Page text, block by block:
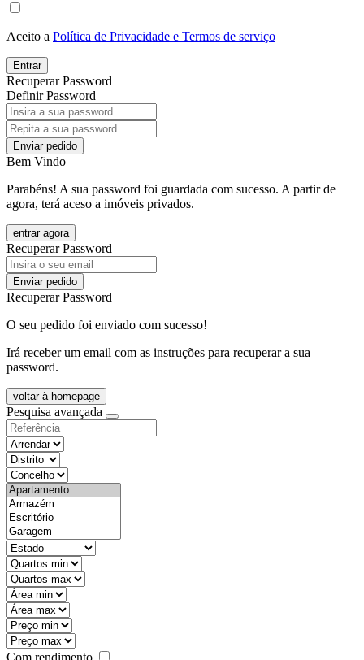
Aceito a Política de Privacidade e Termos de serviço
Entrar
Recuperar Password
Definir Password
Enviar pedido
Bem Vindo
Parabéns! A sua password foi guardada com sucesso. A partir de
agora, terá aceso a imóveis privados.
entrar agora
Recuperar Password
Enviar pedido
Recuperar Password
O seu pedido foi enviado com sucesso!
Irá receber um email com as instruções para recuperar a sua
password.
voltar à homepage
Pesquisa avançada
objective
districtId
countyId
types
state
mintypo
maxtypo
minarea
maxarea
minprice
maxprice
Com rendimento